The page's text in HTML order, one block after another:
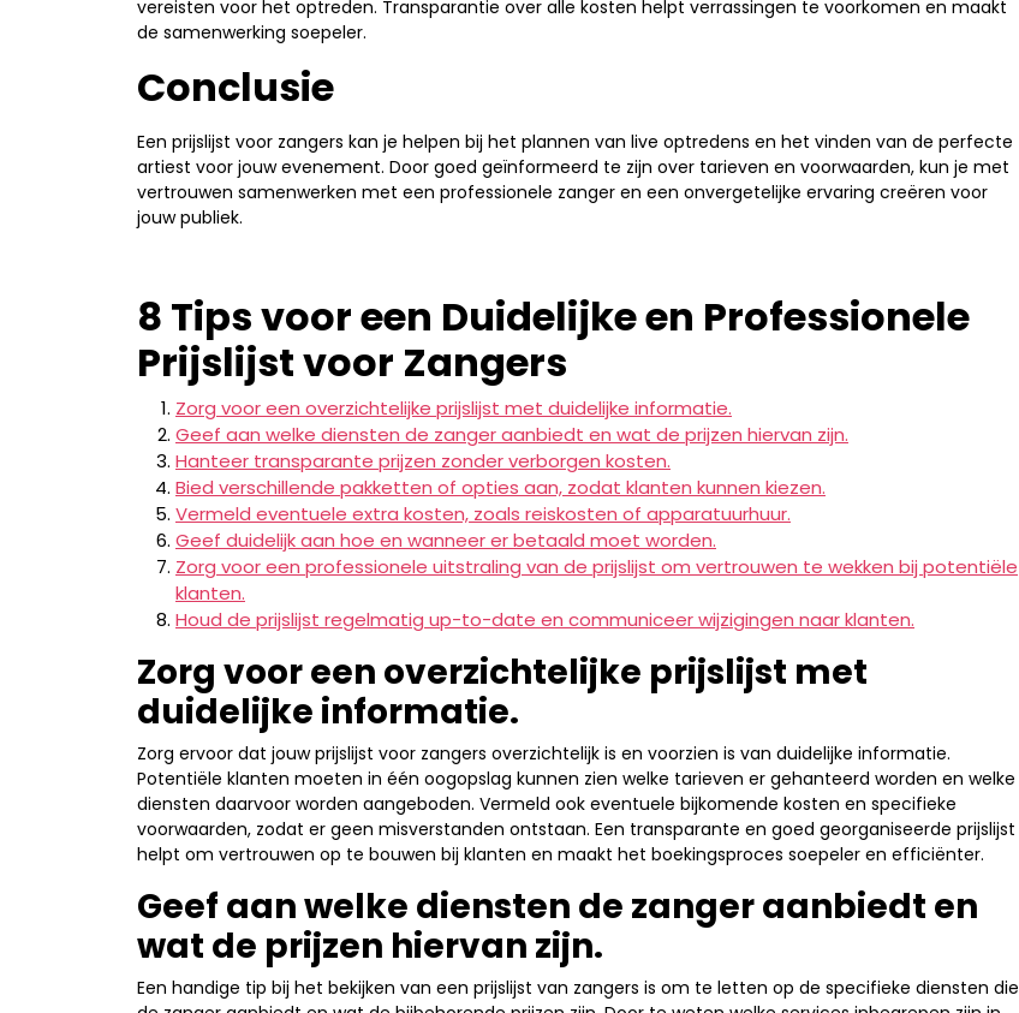
vereisten voor het optreden. Transparantie over alle kosten helpt verrassingen te voorkomen en maakt
de samenwerking soepeler.
Conclusie
Een prijslijst voor zangers kan je helpen bij het plannen van live optredens en het vinden van de perfecte
artiest voor jouw evenement. Door goed geïnformeerd te zijn over tarieven en voorwaarden, kun je met
vertrouwen samenwerken met een professionele zanger en een onvergetelijke ervaring creëren voor
jouw publiek.
8 Tips voor een Duidelijke en Professionele
Prijslijst voor Zangers
Zorg voor een overzichtelijke prijslijst met duidelijke informatie.
Geef aan welke diensten de zanger aanbiedt en wat de prijzen hiervan zijn.
Hanteer transparante prijzen zonder verborgen kosten.
Bied verschillende pakketten of opties aan, zodat klanten kunnen kiezen.
Vermeld eventuele extra kosten, zoals reiskosten of apparatuurhuur.
Geef duidelijk aan hoe en wanneer er betaald moet worden.
Zorg voor een professionele uitstraling van de prijslijst om vertrouwen te wekken bij potentiële
klanten.
Houd de prijslijst regelmatig up-to-date en communiceer wijzigingen naar klanten.
Zorg voor een overzichtelijke prijslijst met
duidelijke informatie.
Zorg ervoor dat jouw prijslijst voor zangers overzichtelijk is en voorzien is van duidelijke informatie.
Potentiële klanten moeten in één oogopslag kunnen zien welke tarieven er gehanteerd worden en welke
diensten daarvoor worden aangeboden. Vermeld ook eventuele bijkomende kosten en specifieke
voorwaarden, zodat er geen misverstanden ontstaan. Een transparante en goed georganiseerde prijslijst
helpt om vertrouwen op te bouwen bij klanten en maakt het boekingsproces soepeler en efficiënter.
Geef aan welke diensten de zanger aanbiedt en
wat de prijzen hiervan zijn.
Een handige tip bij het bekijken van een prijslijst van zangers is om te letten op de specifieke diensten die